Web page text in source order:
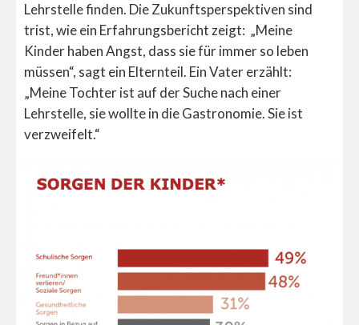
Lehrstelle finden. Die Zukunftsperspektiven sind
trist, wie ein Erfahrungsbericht zeigt: „Meine
Kinder haben Angst, dass sie für immer so leben
müssen“, sagt ein Elternteil. Ein Vater erzählt:
„Meine Tochter ist auf der Suche nach einer
Lehrstelle, sie wollte in die Gastronomie. Sie ist
verzweifelt.“